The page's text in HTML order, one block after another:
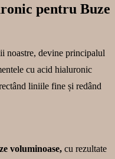
pentru Buze
noastre, devine principalul
cu acid hialuronic
liniile fine și redând
voluminoase, cu rezultate